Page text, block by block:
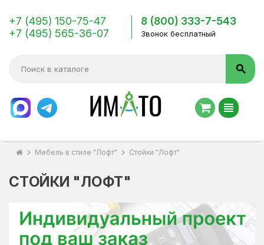
+7 (495) 150-75-47
+7 (495) 565-36-07
8 (800) 333-7-543
Звонок бесплатный
search
view_headline
chevron_right Мебель в стиле "Лофт" chevron_right Стойки "Лофт"
СТОЙКИ "ЛОФТ"